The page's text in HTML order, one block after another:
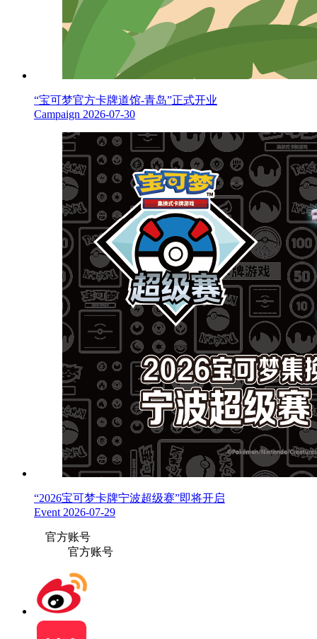
“宝可梦官方卡牌道馆-青岛”正式开业
Campaign 2026-07-30
“2026宝可梦卡牌宁波超级赛”即将开启
Event 2026-07-29
官方账号
官方账号